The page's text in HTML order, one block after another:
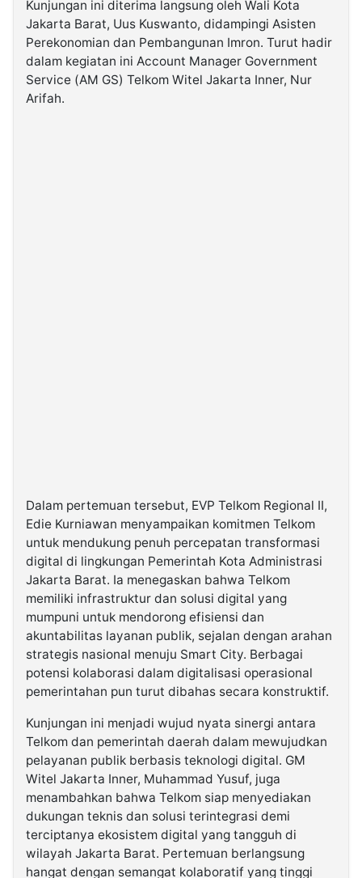
Kabarbaru.co
2026
Kabarbaru
Media
Kunjungan ini diterima langsung oleh Wali Kota
Jakarta Barat, Uus Kuswanto, didampingi Asisten
Perekonomian dan Pembangunan Imron. Turut hadir
dalam kegiatan ini Account Manager Government
Service (AM GS) Telkom Witel Jakarta Inner, Nur
Arifah.
Dalam pertemuan tersebut, EVP Telkom Regional II,
Edie Kurniawan menyampaikan komitmen Telkom
untuk mendukung penuh percepatan transformasi
digital di lingkungan Pemerintah Kota Administrasi
Jakarta Barat. Ia menegaskan bahwa Telkom
memiliki infrastruktur dan solusi digital yang
mumpuni untuk mendorong efisiensi dan
akuntabilitas layanan publik, sejalan dengan arahan
strategis nasional menuju Smart City. Berbagai
potensi kolaborasi dalam digitalisasi operasional
pemerintahan pun turut dibahas secara konstruktif.
Kunjungan ini menjadi wujud nyata sinergi antara
Telkom dan pemerintah daerah dalam mewujudkan
pelayanan publik berbasis teknologi digital. GM
Witel Jakarta Inner, Muhammad Yusuf, juga
menambahkan bahwa Telkom siap menyediakan
dukungan teknis dan solusi terintegrasi demi
terciptanya ekosistem digital yang tangguh di
wilayah Jakarta Barat. Pertemuan berlangsung
hangat dengan semangat kolaboratif yang tinggi